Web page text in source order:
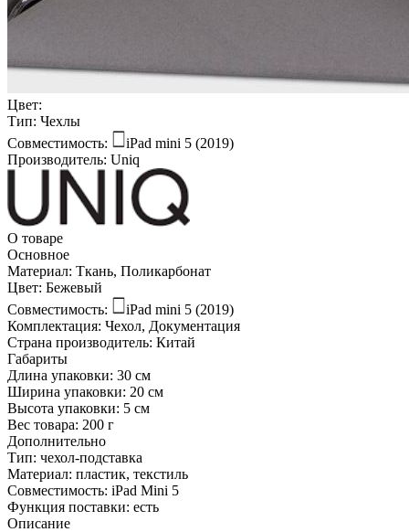
Цвет:
Тип: Чехлы
Совместимость:
iPad mini 5 (2019)
Производитель: Uniq
О товаре
Основное
Материал: Ткань, Поликарбонат
Цвет: Бежевый
Совместимость:
iPad mini 5 (2019)
Комплектация: Чехол, Документация
Страна производитель: Китай
Габариты
Длина упаковки: 30 см
Ширина упаковки: 20 см
Высота упаковки: 5 см
Вес товара: 200 г
Дополнительно
Тип: чехол-подставка
Материал: пластик, текстиль
Совместимость: iPad Mini 5
Функция поставки: есть
Описание